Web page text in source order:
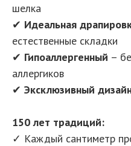
шелка
✔ Идеальная
естественные складки
✔ Гипоаллергенный –
аллергиков
✔ Эксклюзивный
150 лет традиций:
✓ Каждый сантиметр